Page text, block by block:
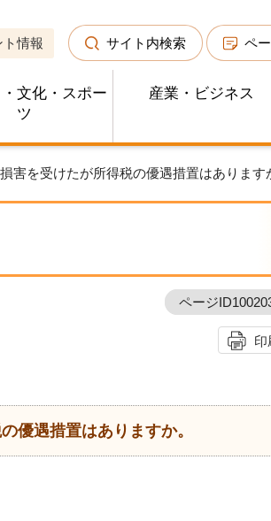
ト情報 サイト内検索 ペ
文化・スポー
ツ
産業・ビジネス
害を受けたが所得税の優遇措置はあります
ページ
印
優遇措置はありますか。